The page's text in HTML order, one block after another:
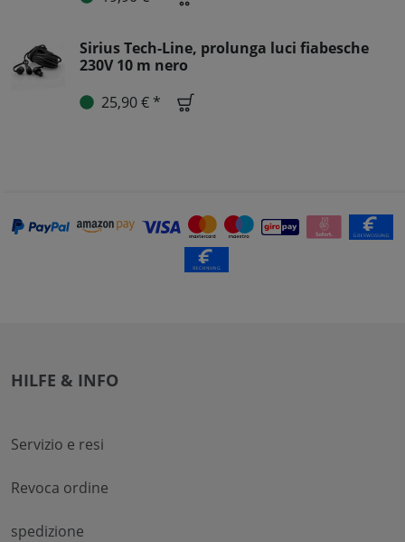
Sirius Tech-Line, prolunga luci fiabesche
230V 10 m nero
25,90 € *
HILFE & INFO
Servizio e resi
Revoca ordine
spedizione